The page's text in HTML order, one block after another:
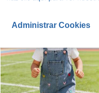
Administrar Cookies